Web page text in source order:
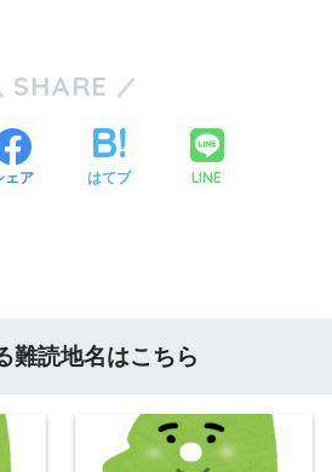
SHARE
ェア はてブ LINE
難読地名はこちら